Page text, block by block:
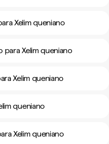
Xelim queniano
para Xelim queniano
Xelim queniano
queniano
Xelim queniano